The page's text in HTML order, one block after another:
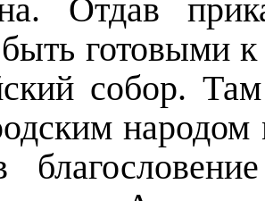
Отдав
готовыми
собор.